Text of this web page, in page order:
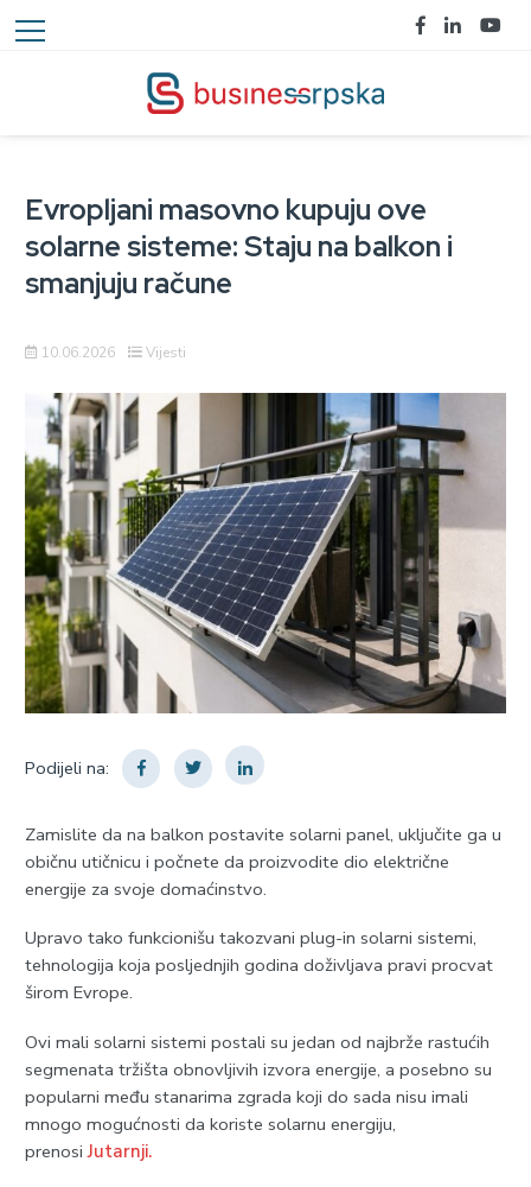
Evropljani masovno kupuju ove
solarne sisteme: Staju na balkon i
smanjuju račune
10.06.2026 Vijesti
Podijeli na:
Zamislite da na balkon postavite solarni panel, uključite ga u
običnu utičnicu i počnete da proizvodite dio električne
energije za svoje domaćinstvo.
Upravo tako funkcionišu takozvani plug-in solarni sistemi,
tehnologija koja posljednjih godina doživljava pravi procvat
širom Evrope.
Ovi mali solarni sistemi postali su jedan od najbrže rastućih
segmenata tržišta obnovljivih izvora energije, a posebno su
popularni među stanarima zgrada koji do sada nisu imali
mnogo mogućnosti da koriste solarnu energiju,
prenosiJutarnji.